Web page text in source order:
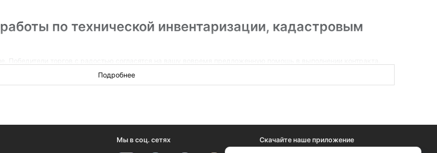
по технической инвентаризации, кадастровым
Победители торгов с радостью согласятся на вашу вовремя предложенную помощь в выполнении контракта.
передать работы на субподряд.
на работы по оформлению, технической инвентаризации, оценке, кадастровые работы.
Подробнее
Мы в соц. сетях Скачайте наше приложение